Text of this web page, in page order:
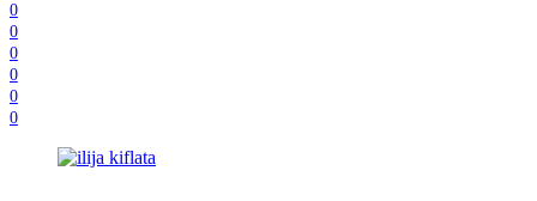
0
0
0
0
0
0